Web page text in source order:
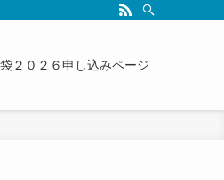
２０２６申し込みページ